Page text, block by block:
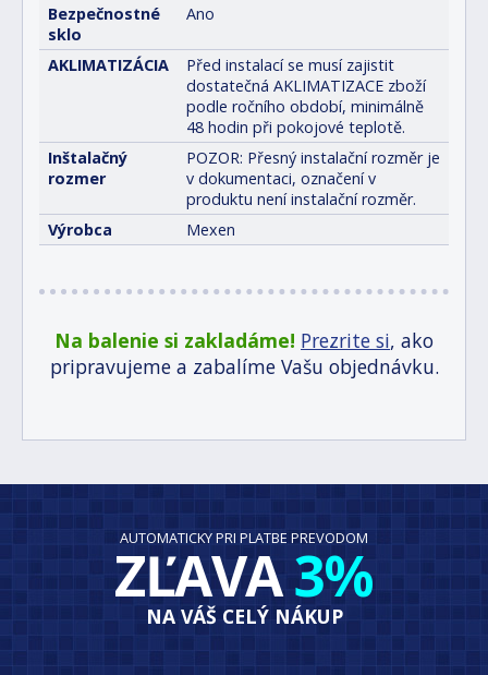
Bezpečnostné
sklo
Ano
AKLIMATIZÁCIA
Před instalací se musí zajistit
dostatečná AKLIMATIZACE zboží
podle ročního období, minimálně
48 hodin při pokojové teplotě.
Inštalačný
rozmer
POZOR: Přesný instalační rozměr je
v dokumentaci, označení v
produktu není instalační rozměr.
Výrobca
Mexen
Na balenie si zakladáme! Prezrite si, ako
pripravujeme a zabalíme Vašu objednávku.
AUTOMATICKY PRI PLATBE PREVODOM
ZĽAVA3%
NA VÁŠ CELÝ NÁKUP